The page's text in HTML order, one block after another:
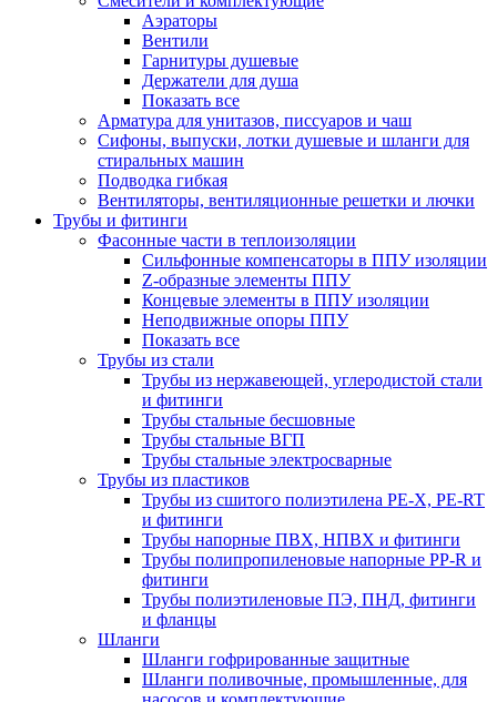
Аэраторы
Вентили
Гарнитуры душевые
Держатели для душа
Показать все
Арматура для унитазов, писсуаров и чаш
Сифоны, выпуски, лотки душевые и шланги для
стиральных машин
Подводка гибкая
Вентиляторы, вентиляционные решетки и лючки
Трубы и фитинги
Фасонные части в теплоизоляции
Cильфонные компенсаторы в ППУ изоляции
Z-образные элементы ППУ
Концевые элементы в ППУ изоляции
Неподвижные опоры ППУ
Показать все
Трубы из стали
Трубы из нержавеющей, углеродистой стали
и фитинги
Трубы стальные бесшовные
Трубы стальные ВГП
Трубы стальные электросварные
Трубы из пластиков
Трубы из сшитого полиэтилена PE-X, PE-RT
и фитинги
Трубы напорные ПВХ, НПВХ и фитинги
Трубы полипропиленовые напорные PP-R и
фитинги
Трубы полиэтиленовые ПЭ, ПНД, фитинги
и фланцы
Шланги
Шланги гофрированные защитные
Шланги поливочные, промышленные, для